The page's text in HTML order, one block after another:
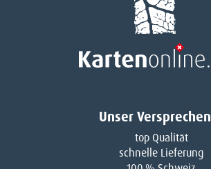
Unser Versprechen
top Qualität
schnelle Lieferung